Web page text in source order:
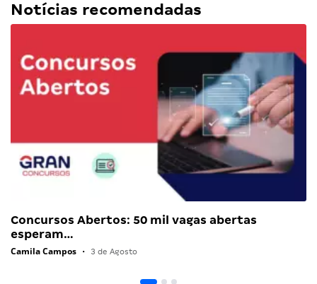
Notícias recomendadas
Concursos Abertos: 50 mil vagas abertas
esperam…
Camila Campos • 3 de Agosto